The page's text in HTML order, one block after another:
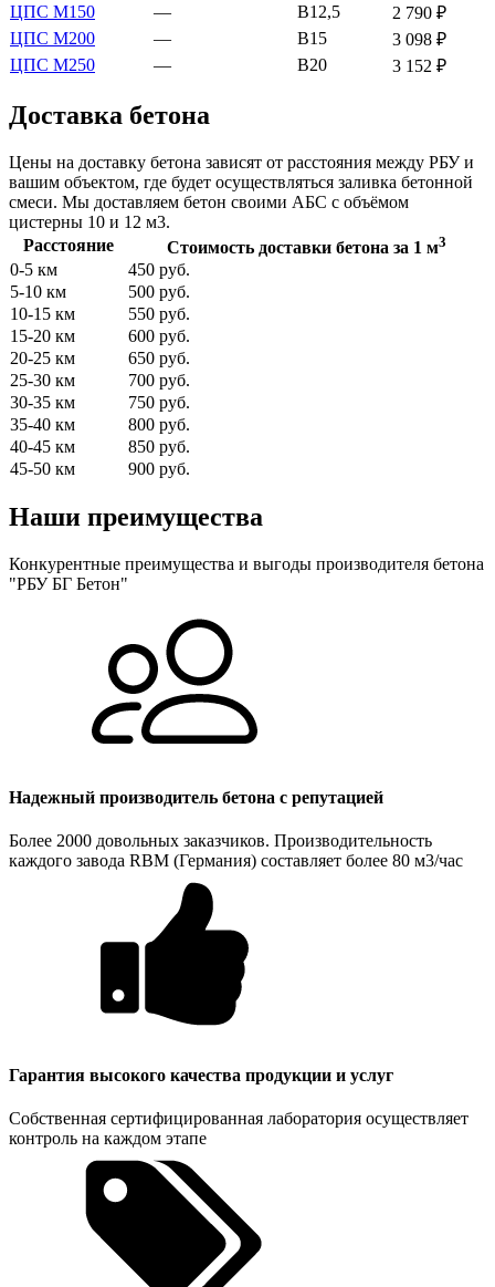
ЦПС М150
— В12,5
2 790 ₽
ЦПС М200
— В15
3 098 ₽
ЦПС М250
— В20 3 152 ₽
Доставка бетона
Цены на доставку бетона зависят от расстояния между РБУ и
вашим объектом, где будет осуществляться заливка бетонной
смеси. Мы доставляем бетон своими АБС с объёмом
цистерны 10 и 12 м3.
Расстояние
Стоимость доставки бетона за 1 м3
0-5 км
450 руб.
5-10 км
500 руб.
10-15 км
550 руб.
15-20 км
600 руб.
20-25 км
650 руб.
25-30 км
700 руб.
30-35 км
750 руб.
35-40 км
800 руб.
40-45 км
850 руб.
45-50 км
900 руб.
Наши преимущества
Конкурентные преимущества и выгоды производителя бетона
"РБУ БГ Бетон"
Надежный производитель бетона с репутацией
Более 2000 довольных заказчиков. Производительность
каждого завода RBM (Германия) составляет более 80 м3/час
Гарантия высокого качества продукции и услуг
Собственная сертифицированная лаборатория осуществляет
контроль на каждом этапе